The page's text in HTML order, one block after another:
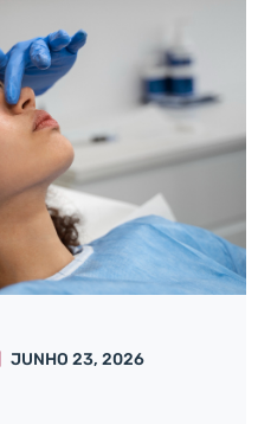
JUNHO 23, 2026